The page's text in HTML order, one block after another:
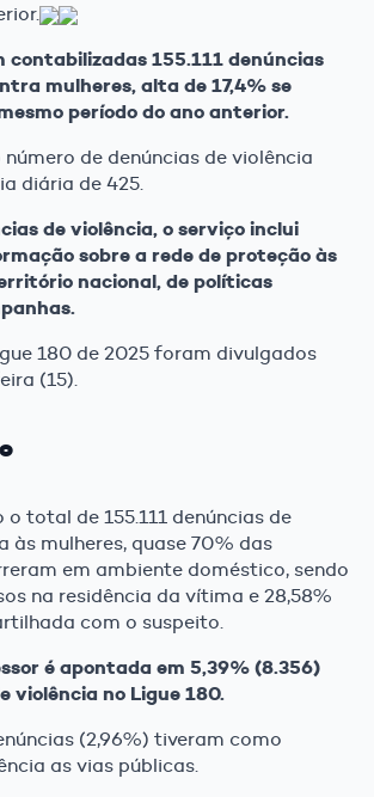
155.111 denúncias
mulheres, alta de 17,4% se
período do ano anterior.
número de denúncias de violência
diária de 425.
de violência, o serviço inclui
sobre a rede de proteção às
nacional, de políticas
180 de 2025 foram divulgados
(15).
o total de 155.111 denúncias de
às mulheres, quase 70% das
em ambiente doméstico, sendo
na residência da vítima e 28,58%
com o suspeito.
é apontada em 5,39% (8.356)
violência no Ligue 180.
(2,96%) tiveram como
as vias públicas.